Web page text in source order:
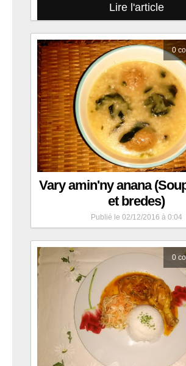
Lire l'article
0
Vary amin'ny anana
et bredes)
Publié le 02/12/2016 à 0:04
0